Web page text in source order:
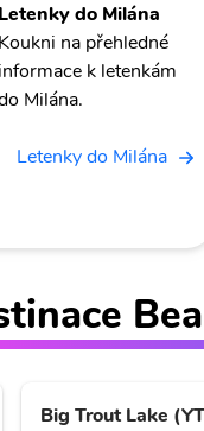
Letenky do Milána
Koukni na přehledné
informace k letenkám
Milána.
Letenky do Milána
Big Trout Lake